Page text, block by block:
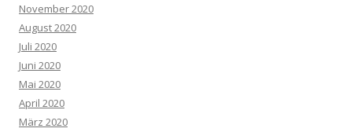
November 2020
August 2020
Juli 2020
Juni 2020
Mai 2020
April 2020
März 2020